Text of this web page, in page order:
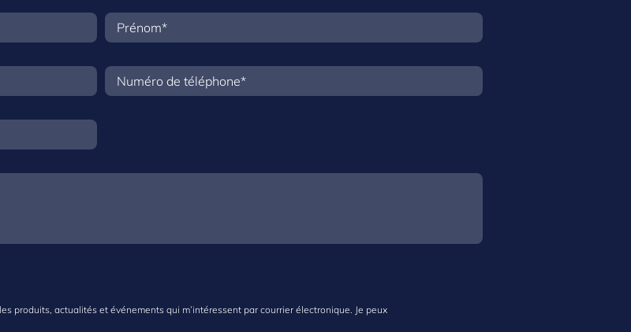
produits, actualités et événements qui m’intéressent par courrier électronique. Je peux